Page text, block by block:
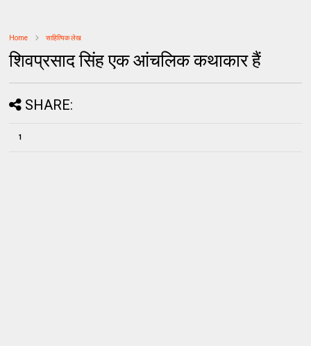
Home साहित्यिक लेख
शिवप्रसाद सिंह एक आंचलिक कथाकार हैं
SHARE:
1